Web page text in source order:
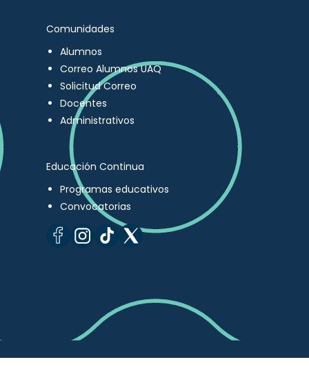
Comunidades
Alumnos
Correo Alumnos UAQ
Solicitud Correo
Docentes
Administrativos
Educación Continua
Programas educativos
Convocatorias